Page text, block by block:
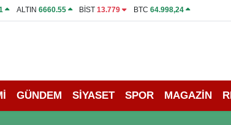
ALTIN 6660.55 BİST13.779 BTC 64.998,24
GÜNDEM SİYASET SPOR MAGAZİN